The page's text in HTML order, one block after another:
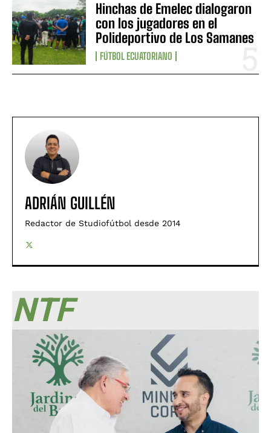
Hinchas de Emelec dialogaron
con los jugadores en el
Polideportivo de Los Samanes
FÚTBOL ECUATORIANO
ADRIÁN GUILLÉN
Redactor de Studiofútbol desde 2014
NTF